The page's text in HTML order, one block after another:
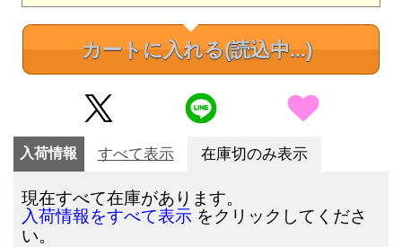
カートに入れる(読込中...)
入荷情報 すべて表示 在庫切のみ表示
現在すべて在庫があります。
入荷情報をすべて表示 をクリックしてくださ
い。